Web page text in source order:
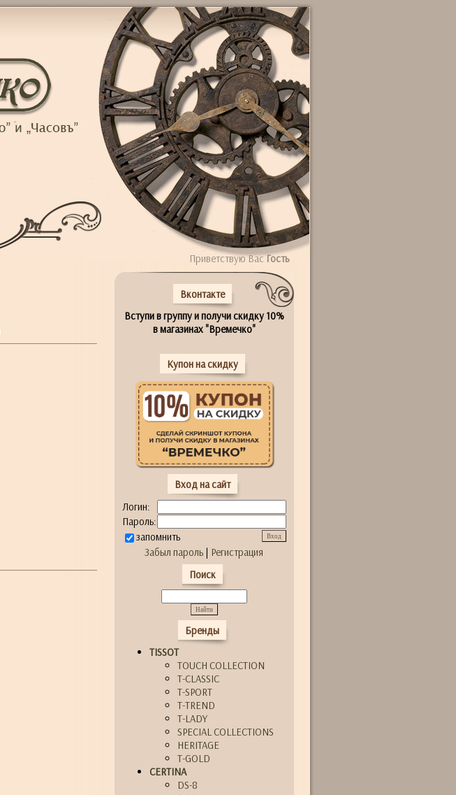
Приветствую ВасГость
Вконтакте
Вступи в группу и получи скидку 10%
в магазинах "Времечко"
Купон на скидку
Вход на сайт
Логин:
Пароль:
запомнить
Забыл пароль | Регистрация
Поиск
Бренды
TISSOT
TOUCH COLLECTION
T-CLASSIC
T-SPORT
T-TREND
T-LADY
SPECIAL COLLECTIONS
HERITAGE
T-GOLD
CERTINA
DS-8